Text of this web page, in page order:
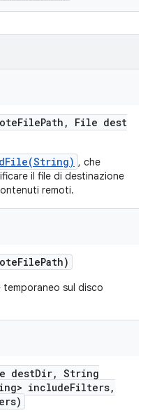
FilePath ,
File dest
, che
il file di destinazione
remoti.
FilePath)
sul disco
destDir, String
includeFilters,